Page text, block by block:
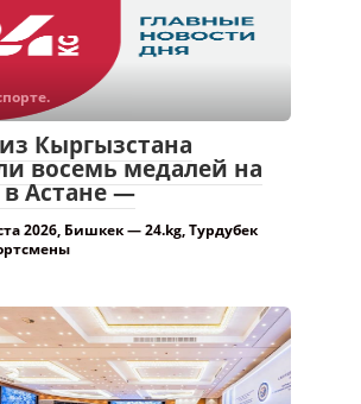
Кыргызстана
восемь медалей на
Астане —
2026, Бишкек — 24.kg, Турдубек